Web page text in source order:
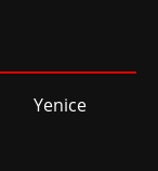
Yenice